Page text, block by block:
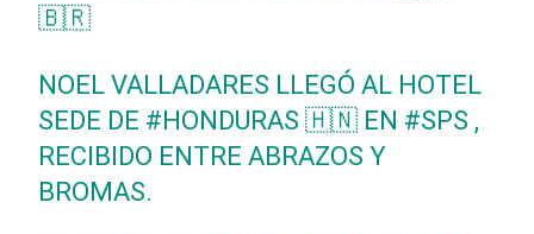
🇧🇷
NOEL VALLADARES LLEGÓ AL HOTEL
SEDE DE #HONDURAS 🇭🇳 EN #SPS ,
RECIBIDO ENTRE ABRAZOS Y
BROMAS.